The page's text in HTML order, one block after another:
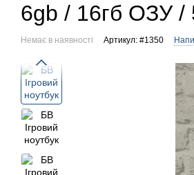
6gb / 16гб ОЗУ /
Немає в наявності Артикул: #1350